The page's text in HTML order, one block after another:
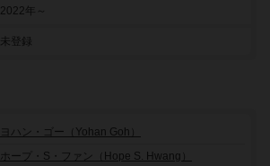
2022年～
未登録
ヨハン・ゴー（Yohan Goh）
ホープ・S・ファン（Hope S. Hwang）